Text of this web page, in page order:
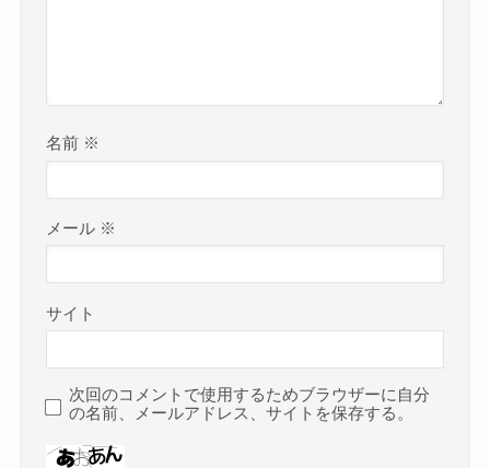
名前 ※
メール ※
サイト
次回のコメントで使用するためブラウザーに自分
の名前、メールアドレス、サイトを保存する。